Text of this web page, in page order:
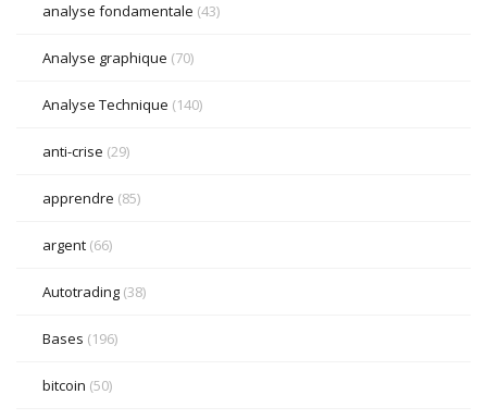
analyse fondamentale (43)
Analyse graphique (70)
Analyse Technique (140)
anti-crise (29)
apprendre (85)
argent (66)
Autotrading (38)
Bases (196)
bitcoin (50)